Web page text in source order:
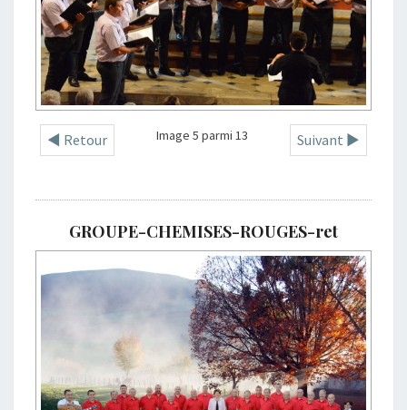
◄ Retour Suivant ►
Image 5 parmi 13
GROUPE-CHEMISES-ROUGES-ret